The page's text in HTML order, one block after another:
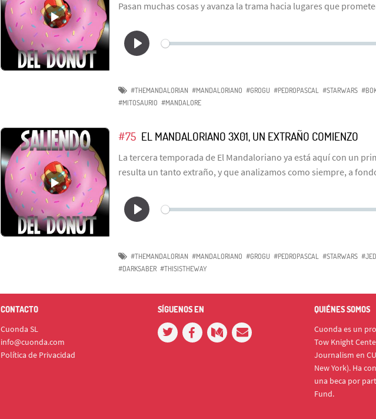
Pasan muchas cosas y avanza la trama hacia lugares que
#THEMANDALORIAN #MANDALORIANO #GROGU #PEDROPASCAL #STARWARS
#MITOSAURIO #MANDALORE
#75 EL MANDALORIANO 3X01, UN EXTRAÑO COMIENZO
La tercera temporada de El Mandaloriano ya está aquí con un
resulta un tanto extraño, y que analizamos como siempre, a
#THEMANDALORIAN #MANDALORIANO #GROGU #PEDROPASCAL #STARWARS
#DARKSABER #THISISTHEWAY
CONTACTO
Cuonda SL
info@cuonda.com
Política de Privacidad
SÍGUENOS EN QUIÉNES SOMOS
Cuonda es un
Tow Knight
Journalism en
New York). Ha
una beca por
Fund.